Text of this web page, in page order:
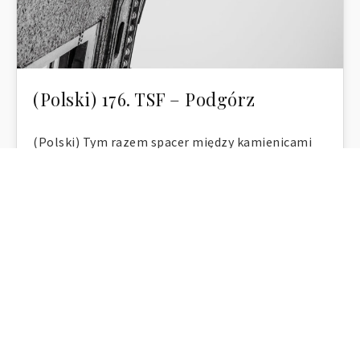
(Polski) 176. TSF – Podgórz
(Polski) Tym razem spacer między kamienicami